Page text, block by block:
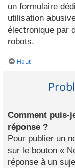
un formulaire
utilisation
électronique par
robots.
Haut
Comment puis-
réponse ?
Pour publier un
sur le bouton «
réponse à un